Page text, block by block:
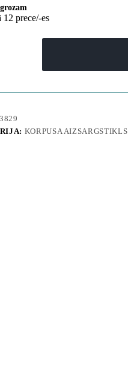
prece/-es
KORPUSA AIZSARGSTIKLS